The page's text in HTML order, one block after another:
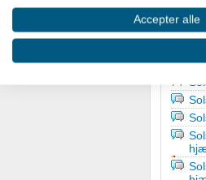
Oprette profiler til tilpasset
Bruge profiler til at vælge
Bruge profiler til at vælge
Måle annonceringseffektivitet
Accepter alle